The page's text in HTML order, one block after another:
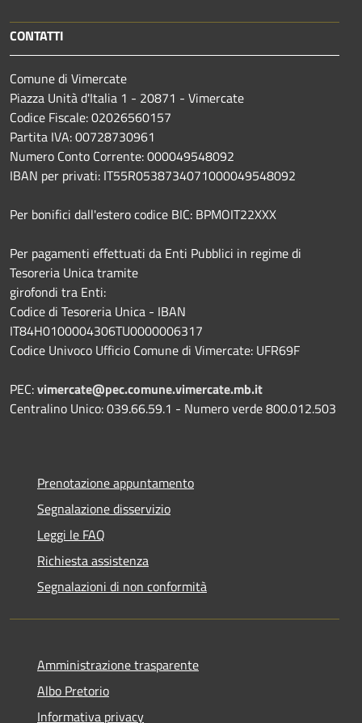
CONTATTI
Comune di Vimercate
Piazza Unità d'Italia 1 - 20871 - Vimercate
Codice Fiscale: 02026560157
Partita IVA: 00728730961
Numero Conto Corrente: 000049548092
IBAN per privati: IT55R0538734071000049548092
Per bonifici dall'estero codice BIC: BPMOIT22XXX
Per pagamenti effettuati da Enti Pubblici in regime di
Tesoreria Unica tramite
girofondi tra Enti:
Codice di Tesoreria Unica - IBAN
IT84H0100004306TU0000006317
Codice Univoco Ufficio Comune di Vimercate: UFR69F
PEC:vimercate@pec.comune.vimercate.mb.it
Centralino Unico: 039.66.59.1 - Numero verde 800.012.503
Prenotazione appuntamento
Segnalazione disservizio
Leggi le FAQ
Richiesta assistenza
Segnalazioni di non conformità
Amministrazione trasparente
Albo Pretorio
Informativa privacy